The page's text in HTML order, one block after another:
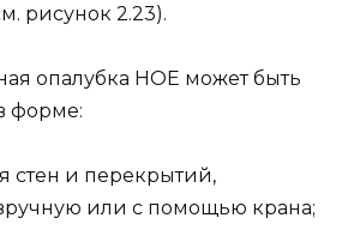
рисунок 2.23).
опалубка НОЕ может быть
форме:
стен и перекрытий,
или с помощью крана;